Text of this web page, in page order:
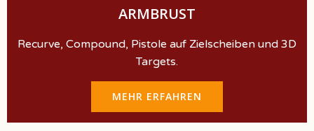
ARMBRUST
Recurve, Compound, Pistole auf Zielscheiben und 3D
Targets.
MEHR ERFAHREN